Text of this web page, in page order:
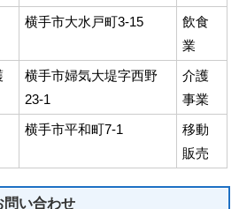
横手市大水戸町3-15
飲食
業
横手市婦気大堤字西野
23-1
介護
事業
横手市平和町7-1
移動
販売
問い合わせ